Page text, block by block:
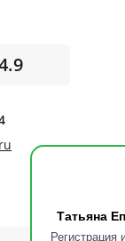
Татьяна